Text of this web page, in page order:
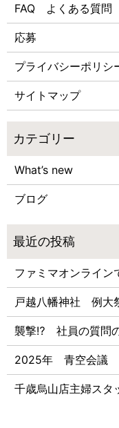
FAQ よくある質問
応募
プライバシーポリシ
サイトマップ
What’s new
ブログ
ファミマオンライン
戸越八幡神社 例大
襲撃⁉ 社員の質問
2025年 青空会議
千歳烏山店主婦スタ